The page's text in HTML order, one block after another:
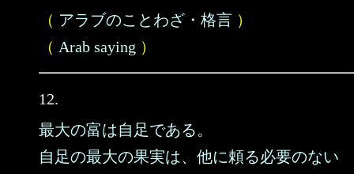
（ アラブのことわざ・格言 ）
（ Arab saying ）
12.
最大の富は自足である。
自足の最大の果実は、他に頼る必要のない